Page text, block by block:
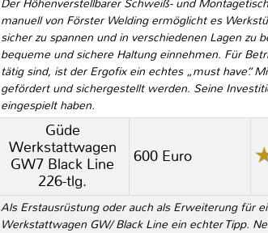
Der Höhenverstellbarer Schweiß- und
manuell von Förster Welding ermöglicht es
sicher zu spannen und in verschiedenen Lagen zu
bequeme und sichere Haltung einnehmen. Für
tätig sind, ist der Ergofix ein echtes „must have“.
gefördert und sichergestellt werden. Seine
eingespielt haben.
Güde
Werkstattwagen
GW7 Black Line
226-tlg.
600 Euro
Als Erstausrüstung oder auch als Erweiterung für
Werkstattwagen GW/ Black Line ein echter Tipp.